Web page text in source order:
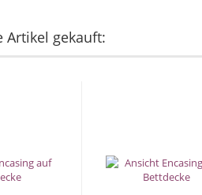
Artikel gekauft: